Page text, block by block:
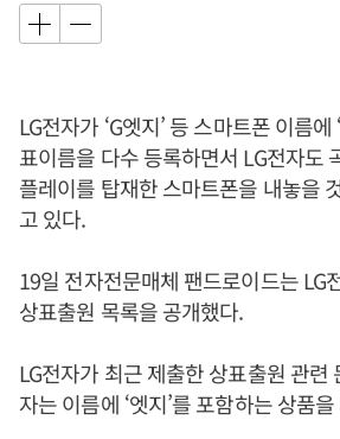
LG전자가 ‘G엣지’ 등 스마트폰 이름에
표이름을 다수 등록하면서 LG전자도
플레이를 탑재한 스마트폰을 내놓을
고 있다.
19일 전자전문매체 팬드로이드는 LG
상표출원 목록을 공개했다.
LG전자가 최근 제출한 상표출원 관련
자는 이름에 ‘엣지’를 포함하는 상품